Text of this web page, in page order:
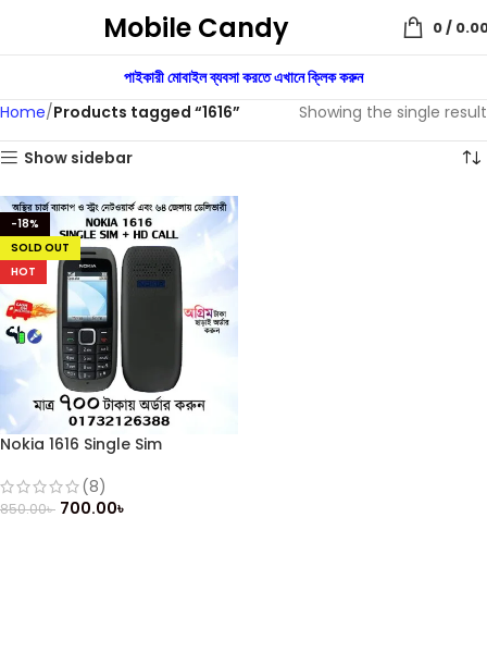
Mobile Candy 0/
পাইকারী মোবাইল ব্যবসা করতে এখানে ক্লিক করুন
Home Products tagged “1616” Showing the single result
Show sidebar
-18%
SOLD OUT
HOT
Nokia 1616 Single Sim
(8)
850.00৳ 700.00৳